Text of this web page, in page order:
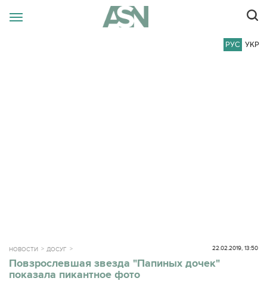
РУС УКР
НОВОСТИ ДОСУГ 22.02.2019, 13:50
Повзрослевшая звезда "Папиных дочек"
показала пикантное фото